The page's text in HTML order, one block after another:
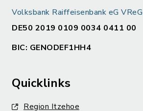
Volksbank Raiffeisenbank eG VReG
DE50 2019 0109 0034 0411 00
BIC: GENODEF1HH4
Quicklinks
Region Itzehoe